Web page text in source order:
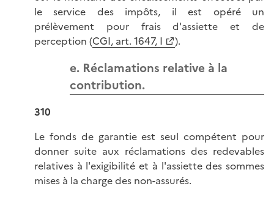
le service des impôts, il est opéré un
prélèvement pour frais d'assiette et de
perception (CGI, art. 1647, I ).
e. Réclamations relative à la
contribution.
310
Le fonds de garantie est seul compétent pour
donner suite aux réclamations des redevables
relatives à l'exigibilité et à l'assiette des sommes
mises à la charge des non-assurés.